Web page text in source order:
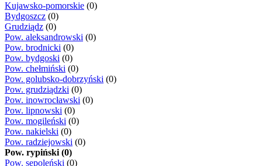
Kujawsko-pomorskie (0)
Bydgoszcz (0)
Grudziądz (0)
Pow. aleksandrowski (0)
Pow. brodnicki (0)
Pow. bydgoski (0)
Pow. chełmiński (0)
Pow. golubsko-dobrzyński (0)
Pow. grudziądzki (0)
Pow. inowrocławski (0)
Pow. lipnowski (0)
Pow. mogileński (0)
Pow. nakielski (0)
Pow. radziejowski (0)
Pow. rypiński (0)
Pow. sępoleński (0)